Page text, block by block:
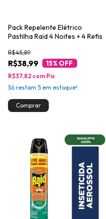
Pack Repelente Elétrico
Pastilha Raid 4 Noites + 4 Refis
R$38,99
R$45,89
15% OFF
R$37,82 com Pix
Só restam 5 em estoque!